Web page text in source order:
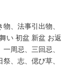
、法事引出物、
い 初盆 新盆 お返
周忌、三回忌、
、志、偲び草、